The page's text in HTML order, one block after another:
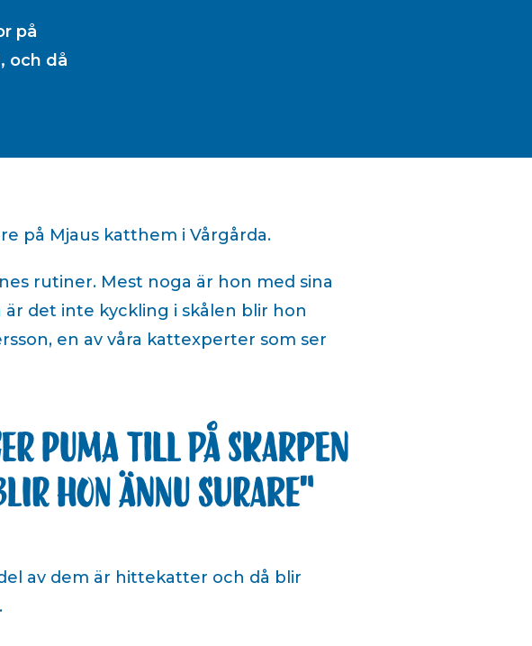
på
och då
på Mjaus katthem i Vårgårda.
rutiner. Mest noga är hon med sina
det inte kyckling i skålen blir hon
en av våra kattexperter som ser
Puma till på skarpen
hon ännu surare
av dem är hittekatter och då blir